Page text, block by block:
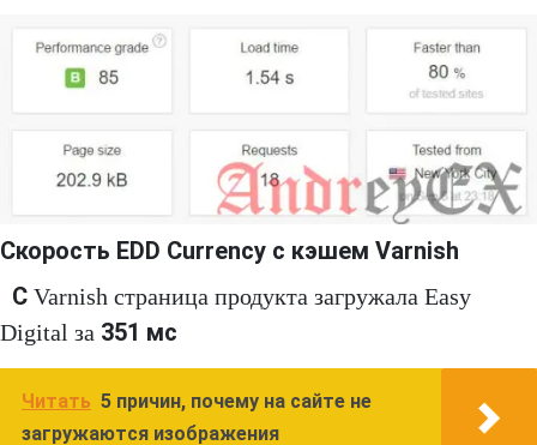
Скорость EDD Currency с кэшем Varnish
С Varnish страница продукта загружала Easy
Digital за 351 мс
Читать 5 причин, почему на сайте не
загружаются изображения